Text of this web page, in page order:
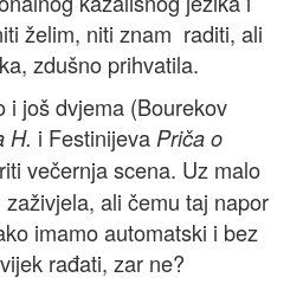
želim, niti znam raditi, ali
zdušno prihvatila.
i još dvjema (Bourekov
H. i Festinijeva Priča o
večernja scena. Uz malo
ali čemu taj napor
imamo automatski i bez
rađati, zar ne?